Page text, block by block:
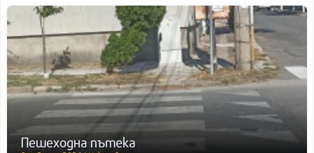
Пешеходна пътека